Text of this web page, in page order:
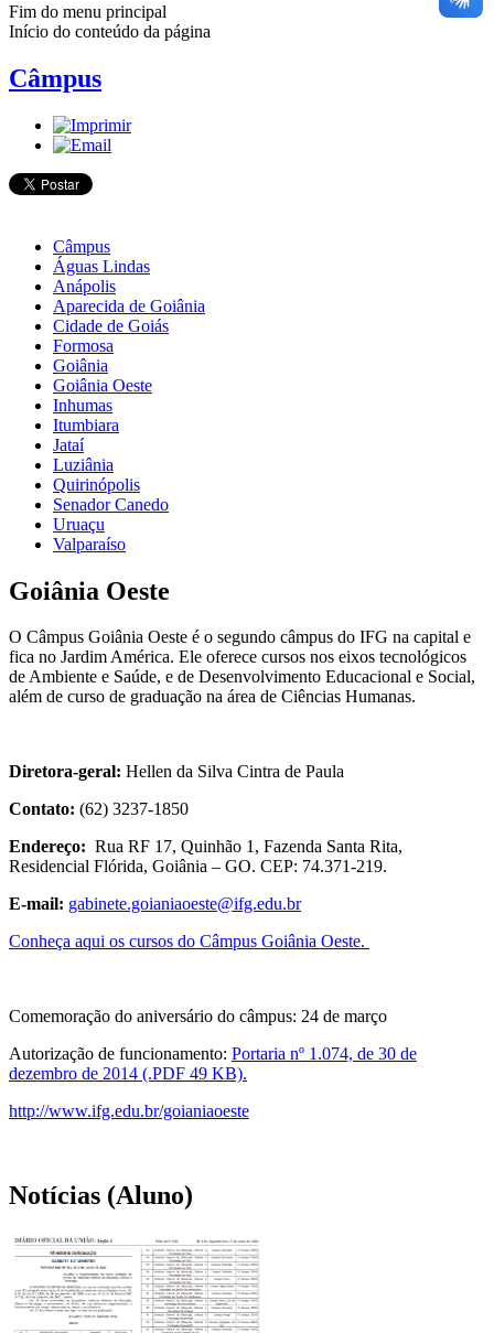
Fim do menu principal
Início do conteúdo da página
Câmpus
Câmpus
Águas Lindas
Anápolis
Aparecida de Goiânia
Cidade de Goiás
Formosa
Goiânia
Goiânia Oeste
Inhumas
Itumbiara
Jataí
Luziânia
Quirinópolis
Senador Canedo
Uruaçu
Valparaíso
Goiânia Oeste
O Câmpus Goiânia Oeste é o segundo câmpus do IFG na capital e
fica no Jardim América. Ele oferece cursos nos eixos tecnológicos
de Ambiente e Saúde, e de Desenvolvimento Educacional e Social,
além de curso de graduação na área de Ciências Humanas.
Diretora-geral: Hellen da Silva Cintra de Paula
Contato: (62) 3237-1850
Endereço: Rua RF 17, Quinhão 1, Fazenda Santa Rita,
Residencial Flórida, Goiânia – GO. CEP: 74.371-219.
E-mail: gabinete.goianiaoeste@ifg.edu.br
Conheça aqui os cursos do Câmpus Goiânia Oeste.
Comemoração do aniversário do câmpus: 24 de março
Autorização de funcionamento: Portaria nº 1.074, de 30 de
dezembro de 2014 (.PDF 49 KB).
http://www.ifg.edu.br/goianiaoeste
Notícias (Aluno)